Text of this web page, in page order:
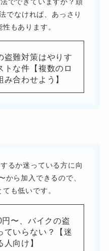
でなければ、あっさり
もあります。
盗難対策はやりす
トな件【複数のロ
み合わせよう】
るか迷っている方に向
から加入できるので、
も低いです。
円〜、バイクの盗
ていらない？【迷
人向け】